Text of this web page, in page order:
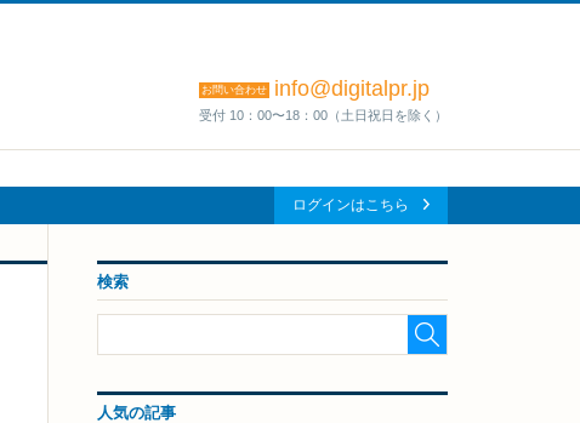
お問い合わせ info@digitalpr.jp
受付 10：00〜18：00（土日祝日を除く）
ログインはこちら
検索
人気の記事